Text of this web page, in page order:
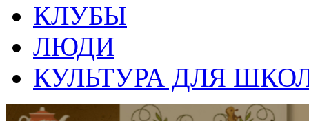
КЛУБЫ
ЛЮДИ
КУЛЬТУРА ДЛЯ